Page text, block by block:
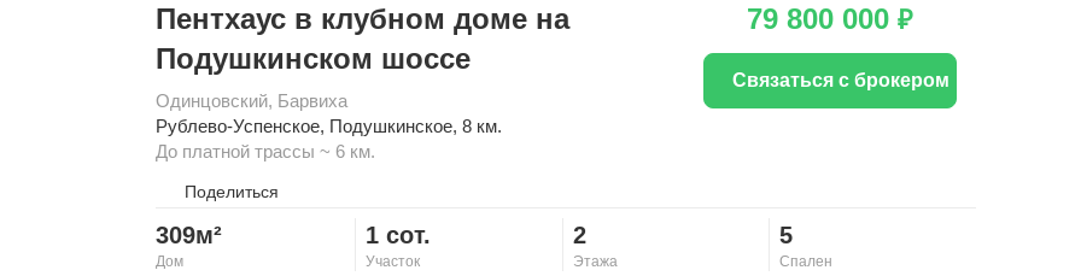
Пентхаус в клубном доме на
Подушкинском шоссе
Одинцовский, Барвиха
Рублево-Успенское, Подушкинское, 8 км.
До платной трассы ~ 6 км.
Поделиться
309м²
Дом
1 сот.
Участок
2
Этажа
5
Спален
79 800 000 ₽
Связаться с брокером